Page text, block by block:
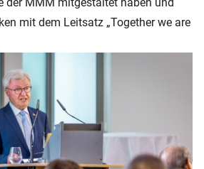
mit dem Leitsatz „Together we are